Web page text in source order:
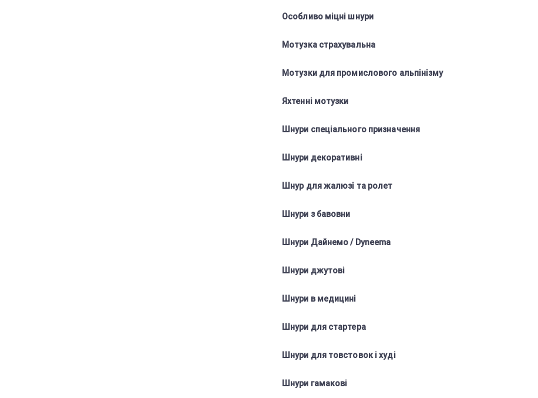
Особливо міцні шнури
Мотузка страхувальна
Мотузки для промислового альпінізму
Яхтенні мотузки
Шнури спеціального призначення
Шнури декоративні
Шнур для жалюзі та ролет
Шнури з бавовни
Шнури Дайнемо / Dyneema
Шнури джутові
Шнури в медицині
Шнури для стартера
Шнури для товстовок і худі
Шнури гамакові